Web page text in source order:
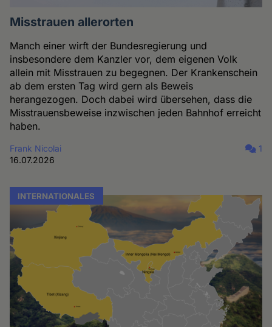
Misstrauen allerorten
Manch einer wirft der Bundesregierung und
insbesondere dem Kanzler vor, dem eigenen Volk
allein mit Misstrauen zu begegnen. Der Krankenschein
ab dem ersten Tag wird gern als Beweis
herangezogen. Doch dabei wird übersehen, dass die
Misstrauensbeweise inzwischen jeden Bahnhof erreicht
haben.
Frank Nicolai
16.07.2026
1
INTERNATIONALES